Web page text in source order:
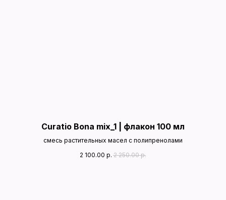
Curatio Bona mix_1 | флакон 100 мл
cмесь растительных масел с полипренолами
2 100.00 р. 2 250.00 р.